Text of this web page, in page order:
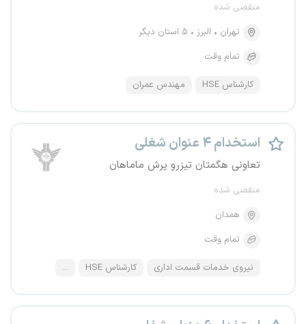
منقضی شده
تهران
البرز
۵ استان دیگر
تمام وقت
کارشناس HSE مهندس عمران
استخدام ۴ عنوان شغلی
تعاونی هگمتان تیزرو پرش ماماهان
منقضی شده
همدان
تمام وقت
نیروی خدمات قسمت اداری کارشناس HSE ...